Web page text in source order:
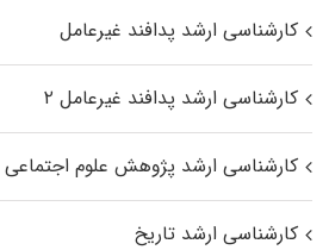
کارشناسی ارشد پدافند غیرعامل
کارشناسی ارشد پدافند غیرعامل ۲
کارشناسی ارشد پژوهش علوم اجتماعی
کارشناسی ارشد تاریخ